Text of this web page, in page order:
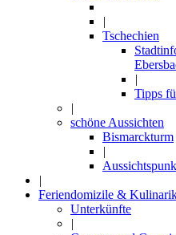
|
Tschechien
|
Tipps
|
schöne Aussichten
Bismarckturm
|
|
Feriendomizile &
Unterkünfte
|